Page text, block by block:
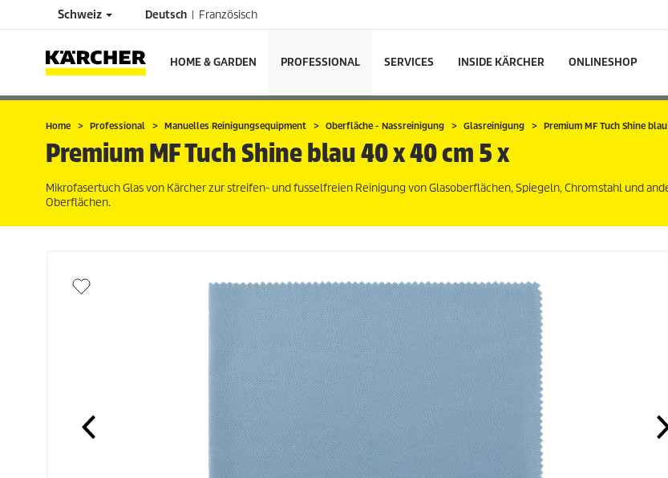
Schweiz Deutsch Französisch
HOME & GARDEN PROFESSIONAL SERVICES INSIDE KÄRCHER ONLINESHOP
Home Professional Manuelles Reinigungsequipment Oberfläche - Nassreinigung Glasreinigung Premium MF Tuch Shine
Premium MF Tuch Shine blau 40 x 40 cm 5 x
Mikrofasertuch Glas von Kärcher zur streifen- und fusselfreien Reinigung von Glasoberflächen, Spiegeln, Chromstahl und
Oberflächen.